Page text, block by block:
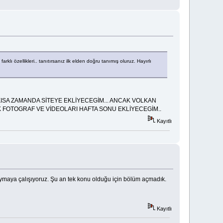
özellikleri.. tanıtırsanız ilk elden doğru tanımış oluruz. Hayırlı
ZAMANDA SİTEYE EKLİYECEGİM... ANCAK VOLKAN
VE VİDEOLARI HAFTA SONU EKLİYECEGİM..
Kayıtlı
çalışıyoruz. Şu an tek konu olduğu için bölüm açmadık.
Kayıtlı